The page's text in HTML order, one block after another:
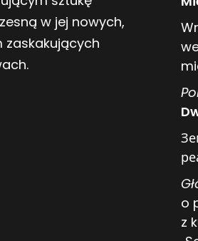
w jej nowych,
zaskakujących
o
z